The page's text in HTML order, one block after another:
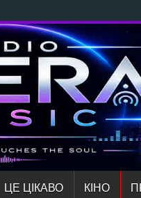
почуття
ЦЕ ЦІКАВО КІНО